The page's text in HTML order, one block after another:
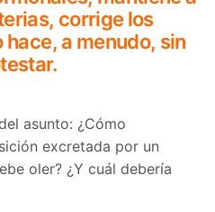
corrige los
a menudo, sin
asunto: ¿Cómo
excretada por un
oler? ¿Y cuál debería